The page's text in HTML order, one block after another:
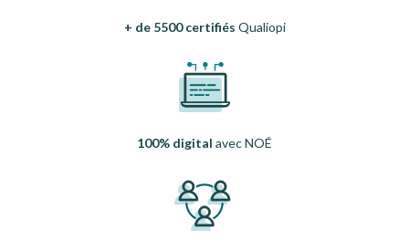
+ de 5500 certifiés Qualiopi
100% digital avec NOÉ